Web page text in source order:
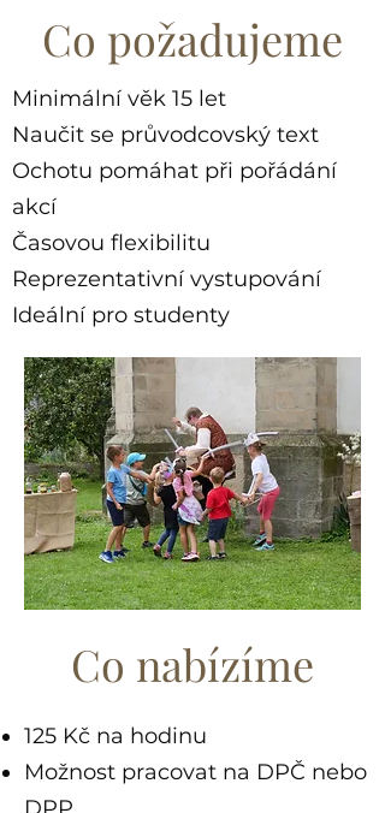
Co požadujeme
Minimální věk 15 let
Naučit se průvodcovský text
Ochotu pomáhat při pořádání
akcí
Časovou flexibilitu
Reprezentativní vystupování
Ideální pro studenty
Co nabízíme
125 Kč na hodinu
Možnost pracovat na DPČ nebo